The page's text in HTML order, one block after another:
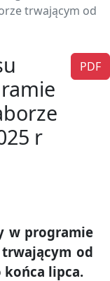
trwającym od
PDF
r
w programie
trwającym od
końca lipca.